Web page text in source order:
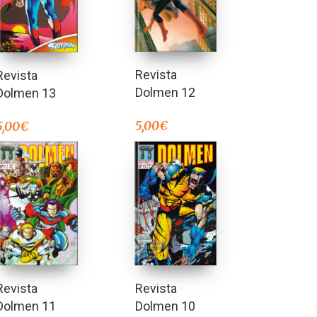
13
€
Revista
Dolmen 12
5,00€
11
Revista
Dolmen 10